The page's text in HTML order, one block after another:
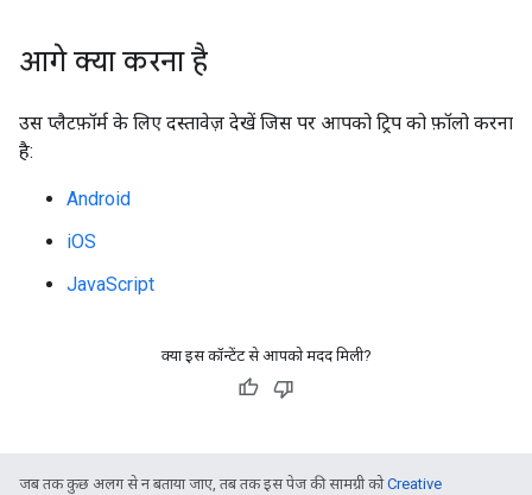
आगे क्या करना है
उस प्लैटफ़ॉर्म के लिए दस्तावेज़ देखें जिस पर आपको ट्रिप को फ़ॉलो करना
है:
Android
iOS
JavaScript
क्या इस कॉन्टेंट से आपको मदद मिली?
जब तक कुछ अलग से न बताया जाए, तब तक इस पेज की सामग्री कोCreative